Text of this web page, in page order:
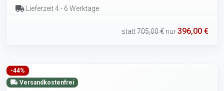
Lieferzeit 4 - 6 Werktage
statt705,00 € nur396,00 €
-44%
Versandkostenfrei